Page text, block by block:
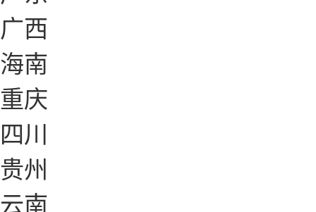
广西
海南
重庆
四川
贵州
云南